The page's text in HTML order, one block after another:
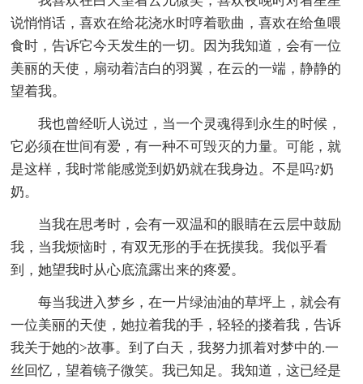
说悄悄话，喜欢在给花浇水时哼着歌曲，喜欢在给鱼喂
食时，告诉它今天发生的一切。因为我知道，会有一位
美丽的天使，扇动着洁白的羽翼，在云的一端，静静的
望着我。
我也曾经听人说过，当一个灵魂得到永生的时候，
它必须在世间有爱，有一种不可毁灭的力量。可能，就
是这样，我时常能感觉到奶奶就在我身边。不是吗?奶
奶。
当我在思考时，会有一双温和的眼睛在云层中鼓励
我，当我烦恼时，有双无形的手在抚摸我。我似乎看
到，她望我时从心底流露出来的疼爱。
每当我进入梦乡，在一片绿油油的草坪上，就会有
一位美丽的天使，她拉着我的手，轻轻的搂着我，告诉
我关于她的>故事。到了白天，我努力抓着对梦中的.一
丝回忆，望着镜子微笑。我已知足。我知道，这已经是